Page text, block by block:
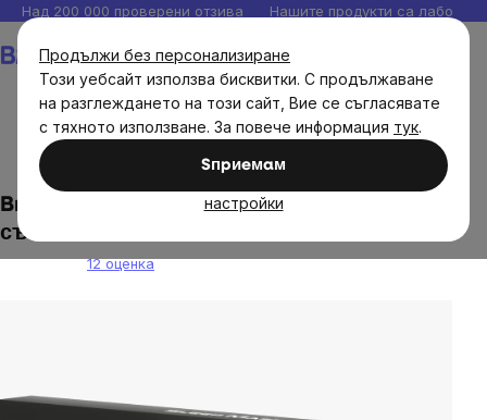
Продължи без персонализиране
Този уебсайт използва бисквитки. С продължаване
на разглеждането на този сайт, Вие се съгласявате
с тяхното използване. За повече информация тук.
Sпpиeмaм
настройки
Прескочи
към
съдържанието
Над 200 000 проверени отзива Нашите продукти са
BrainMax Анатомично оформена маска за
сън DARK
12 оценка